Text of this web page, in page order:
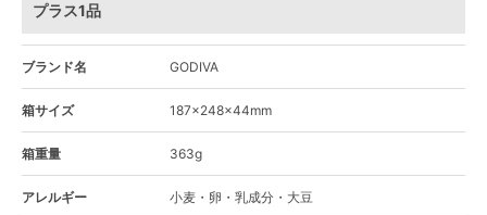
プラス1品
ブランド名 GODIVA
箱サイズ 187×248×44mm
箱重量 363g
アレルギー 小麦・卵・乳成分・大豆